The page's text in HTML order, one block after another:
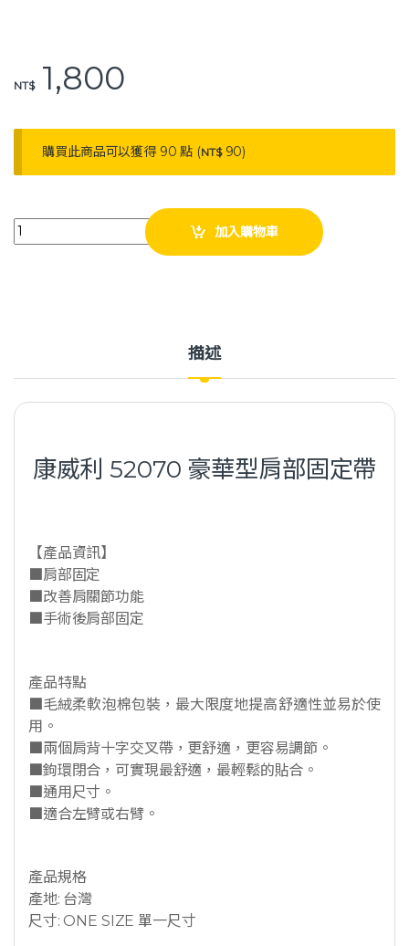
k
NT$1,800
購買此商品可以獲得 90 點 (NT$90)
康威利 52070 豪華型肩部固定帶 肩部 肩關節 固定 術後 手臂吊帶
加入購物車
描述
康威利 52070 豪華型肩部固定帶
【產品資訊】
■肩部固定
■改善肩關節功能
■手術後肩部固定
產品特點
■毛絨柔軟泡棉包裝，最大限度地提高舒適性並易於使
用。
■兩個肩背十字交叉帶，更舒適，更容易調節。
■鉤環閉合，可實現最舒適，最輕鬆的貼合。
■通用尺寸。
■適合左臂或右臂。
產品規格
產地: 台灣
尺寸: ONE SIZE 單一尺寸